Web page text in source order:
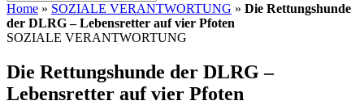
Home » SOZIALE VERANTWORTUNG » Die Rettungshunde
der DLRG – Lebensretter auf vier Pfoten
SOZIALE VERANTWORTUNG
Die Rettungshunde der DLRG –
Lebensretter auf vier Pfoten